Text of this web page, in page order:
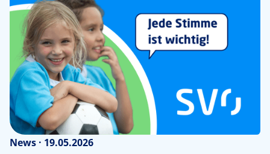
News · 19.05.2026